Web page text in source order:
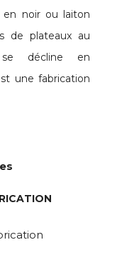
noir ou laiton
de plateaux au
décline en
une fabrication